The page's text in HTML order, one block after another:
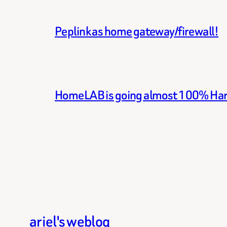
Peplink as home gateway/firewall!
HomeLAB is going almost 100%
ariel's weblog